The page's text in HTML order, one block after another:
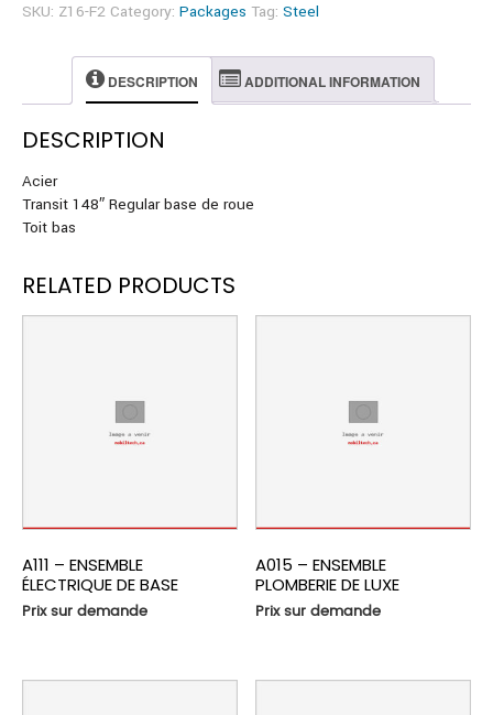
SKU: Z16-F2 Category: Packages Tag: Steel
DESCRIPTION ADDITIONAL INFORMATION
DESCRIPTION
Acier
Transit 148″ Regular base de roue
Toit bas
RELATED PRODUCTS
A111 – ENSEMBLE
ÉLECTRIQUE DE BASE
Prix sur demande
A015 – ENSEMBLE
PLOMBERIE DE LUXE
Prix sur demande